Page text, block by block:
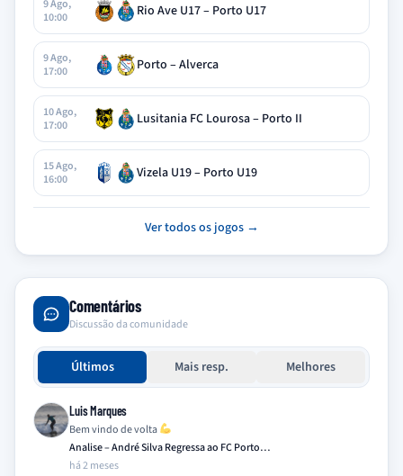
9 Ago,
10:00
Rio Ave U17 – Porto U17
9 Ago,
17:00
Porto – Alverca
10 Ago,
17:00
Lusitania FC Lourosa – Porto II
15 Ago,
16:00
Vizela U19 – Porto U19
Ver todos os jogos →
Comentários
Discussão da comunidade
Últimos Mais resp. Melhores
Luis Marques
Bem vindo de volta
Analise – André Silva Regressa ao FC Porto…
há 2 meses